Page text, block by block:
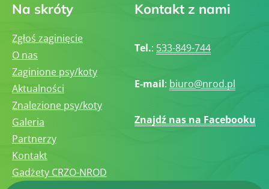
Na skróty
Zgłoś zaginięcie
O nas
Zaginione psy/koty
Aktualności
Znalezione psy/koty
Galeria
Partnerzy
Kontakt
Gadżety CRZO-NROD
Kontakt z nami
Tel.: 533-849-744
E-mail: biuro@nrod.pl
Znajdź nas na Facebooku